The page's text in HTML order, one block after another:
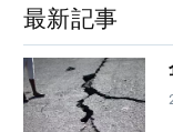
最新記事